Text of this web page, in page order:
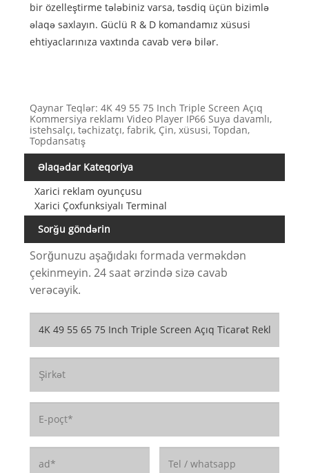
bir özelleştirme tələbiniz varsa, təsdiq üçün bizimlə
əlaqə saxlayın. Güclü R & D komandamız xüsusi
ehtiyaclarınıza vaxtında cavab verə bilər.
Qaynar Teqlər: 4K 49 55 75 Inch Triple Screen Açıq
Kommersiya reklamı Video Player IP66 Suya davamlı,
istehsalçı, təchizatçı, fabrik, Çin, xüsusi, Topdan,
Topdansatış
Əlaqədar Kateqoriya
Xarici reklam oyunçusu
Xarici Çoxfunksiyalı Terminal
Sorğu göndərin
Sorğunuzu aşağıdakı formada verməkdən
çekinmeyin. 24 saat ərzində sizə cavab
verəcəyik.